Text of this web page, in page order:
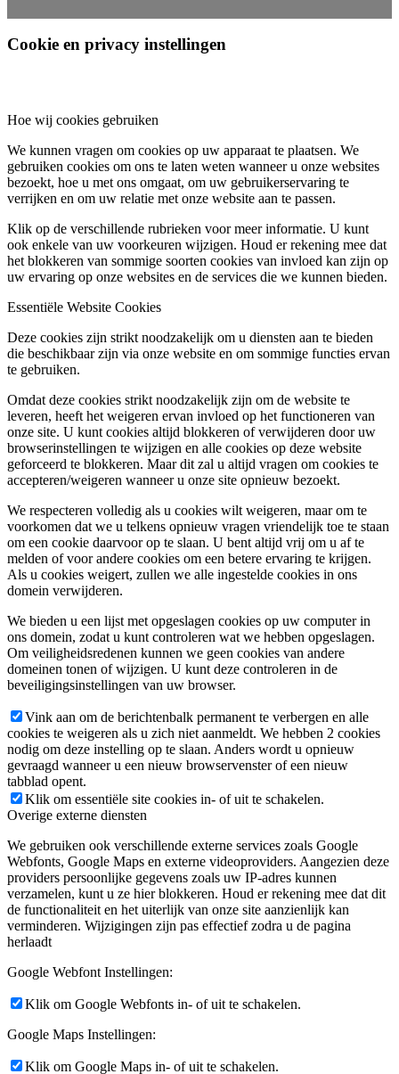
Cookie en privacy instellingen
Hoe wij cookies gebruiken
We kunnen vragen om cookies op uw apparaat te plaatsen. We
gebruiken cookies om ons te laten weten wanneer u onze websites
bezoekt, hoe u met ons omgaat, om uw gebruikerservaring te
verrijken en om uw relatie met onze website aan te passen.
Klik op de verschillende rubrieken voor meer informatie. U kunt
ook enkele van uw voorkeuren wijzigen. Houd er rekening mee dat
het blokkeren van sommige soorten cookies van invloed kan zijn op
uw ervaring op onze websites en de services die we kunnen bieden.
Essentiële Website Cookies
Deze cookies zijn strikt noodzakelijk om u diensten aan te bieden
die beschikbaar zijn via onze website en om sommige functies ervan
te gebruiken.
Omdat deze cookies strikt noodzakelijk zijn om de website te
leveren, heeft het weigeren ervan invloed op het functioneren van
onze site. U kunt cookies altijd blokkeren of verwijderen door uw
browserinstellingen te wijzigen en alle cookies op deze website
geforceerd te blokkeren. Maar dit zal u altijd vragen om cookies te
accepteren/weigeren wanneer u onze site opnieuw bezoekt.
We respecteren volledig als u cookies wilt weigeren, maar om te
voorkomen dat we u telkens opnieuw vragen vriendelijk toe te staan
om een cookie daarvoor op te slaan. U bent altijd vrij om u af te
melden of voor andere cookies om een betere ervaring te krijgen.
Als u cookies weigert, zullen we alle ingestelde cookies in ons
domein verwijderen.
We bieden u een lijst met opgeslagen cookies op uw computer in
ons domein, zodat u kunt controleren wat we hebben opgeslagen.
Om veiligheidsredenen kunnen we geen cookies van andere
domeinen tonen of wijzigen. U kunt deze controleren in de
beveiligingsinstellingen van uw browser.
Vink aan om de berichtenbalk permanent te verbergen en alle
cookies te weigeren als u zich niet aanmeldt. We hebben 2 cookies
nodig om deze instelling op te slaan. Anders wordt u opnieuw
gevraagd wanneer u een nieuw browservenster of een nieuw
tabblad opent.
Klik om essentiële site cookies in- of uit te schakelen.
Overige externe diensten
We gebruiken ook verschillende externe services zoals Google
Webfonts, Google Maps en externe videoproviders. Aangezien deze
providers persoonlijke gegevens zoals uw IP-adres kunnen
verzamelen, kunt u ze hier blokkeren. Houd er rekening mee dat dit
de functionaliteit en het uiterlijk van onze site aanzienlijk kan
verminderen. Wijzigingen zijn pas effectief zodra u de pagina
herlaadt
Google Webfont Instellingen:
Klik om Google Webfonts in- of uit te schakelen.
Google Maps Instellingen:
Klik om Google Maps in- of uit te schakelen.